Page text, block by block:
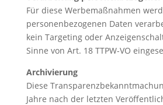
Für diese Werbemaßnahmen
personenbezogenen Daten
kein Targeting oder
Sinne von Art. 18 TTPW-VO
Archivierung
Diese
Jahre nach der letzten